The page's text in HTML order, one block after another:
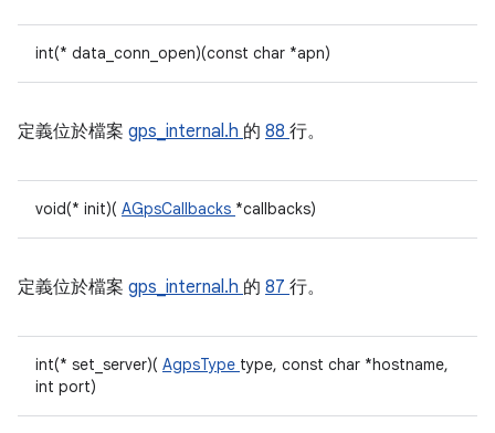
int(* data_conn_open)(const char *apn)
定義位於檔案 gps_internal.h 的 88 行。
void(* init)( AGpsCallbacks *callbacks)
定義位於檔案 gps_internal.h 的 87 行。
int(* set_server)( AgpsType type, const char *hostname,
int port)